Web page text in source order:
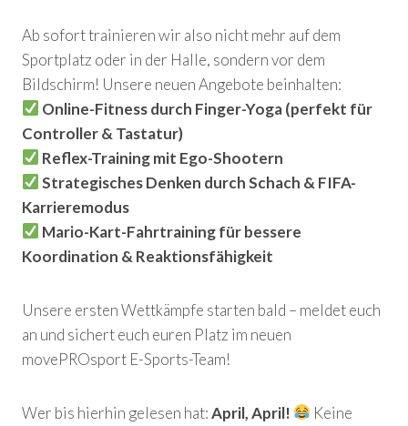
Ab sofort trainieren wir also nicht mehr auf dem
Sportplatz oder in der Halle, sondern vor dem
Bildschirm! Unsere neuen Angebote beinhalten:
Online-Fitness durch Finger-Yoga (perfekt für
Controller & Tastatur)
Reflex-Training mit Ego-Shootern
Strategisches Denken durch Schach & FIFA-
Karrieremodus
Mario-Kart-Fahrtraining für bessere
Koordination & Reaktionsfähigkeit
Unsere ersten Wettkämpfe starten bald – meldet euch
an und sichert euch euren Platz im neuen
movePROsport E-Sports-Team!
Wer bis hierhin gelesen hat:April, April!
Keine